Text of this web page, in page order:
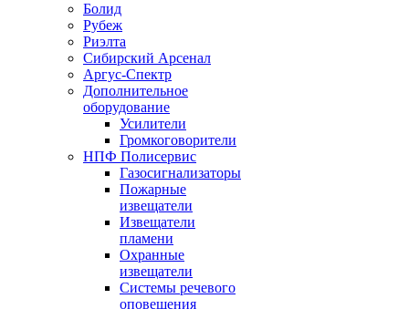
Болид
Рубеж
Риэлта
Сибирский Арсенал
Аргус-Спектр
Дополнительное
оборудование
Усилители
Громкоговорители
НПФ Полисервис
Газосигнализаторы
Пожарные
извещатели
Извещатели
пламени
Охранные
извещатели
Системы речевого
оповещения